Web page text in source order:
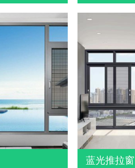
蓝光推拉窗